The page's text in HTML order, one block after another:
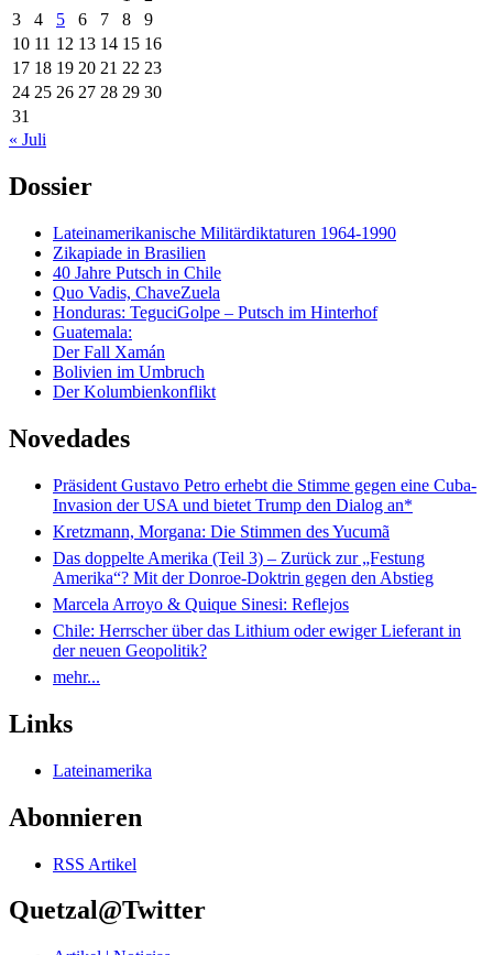
3
4 5 6 7 8
9
10 11 12 13 14 15 16
17 18 19 20 21 22 23
24 25 26 27 28 29 30
31
« Juli
Dossier
Lateinamerikanische Militärdiktaturen 1964-1990
Zikapiade in Brasilien
40 Jahre Putsch in Chile
Quo Vadis, ChaveZuela
Honduras: TeguciGolpe – Putsch im Hinterhof
Guatemala:
Der Fall Xamán
Bolivien im Umbruch
Der Kolumbienkonflikt
Novedades
Präsident Gustavo Petro erhebt die Stimme gegen eine Cuba-
Invasion der USA und bietet Trump den Dialog an*
Kretzmann, Morgana: Die Stimmen des Yucumã
Das doppelte Amerika (Teil 3) – Zurück zur „Festung
Amerika“? Mit der Donroe-Doktrin gegen den Abstieg
Marcela Arroyo & Quique Sinesi: Reflejos
Chile: Herrscher über das Lithium oder ewiger Lieferant in
der neuen Geopolitik?
mehr...
Links
Lateinamerika
Abonnieren
RSS Artikel
Quetzal@Twitter